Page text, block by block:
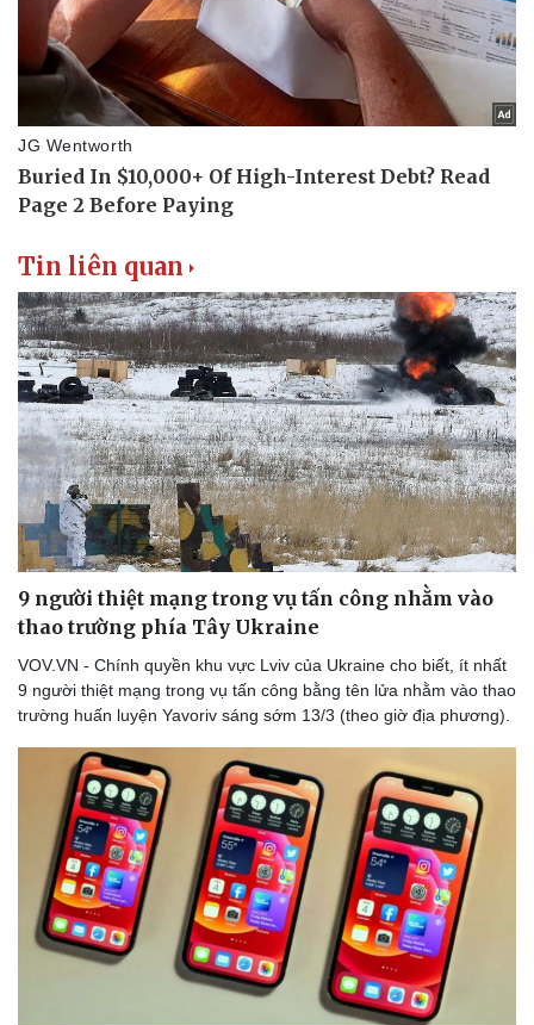
Tin liên quan
9 người thiệt mạng trong vụ tấn công nhằm vào
thao trường phía Tây Ukraine
VOV.VN - Chính quyền khu vực Lviv của Ukraine cho biết, ít nhất
9 người thiệt mạng trong vụ tấn công bằng tên lửa nhằm vào thao
trường huấn luyện Yavoriv sáng sớm 13/3 (theo giờ địa phương).